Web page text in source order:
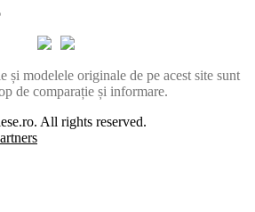
și modelele originale de pe acest site sunt
de comparație și informare.
All rights reserved.